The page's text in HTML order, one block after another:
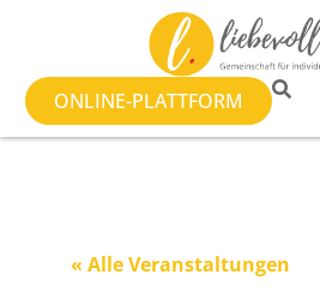
ONLINE-PLATTFORM
« Alle Veranstaltungen